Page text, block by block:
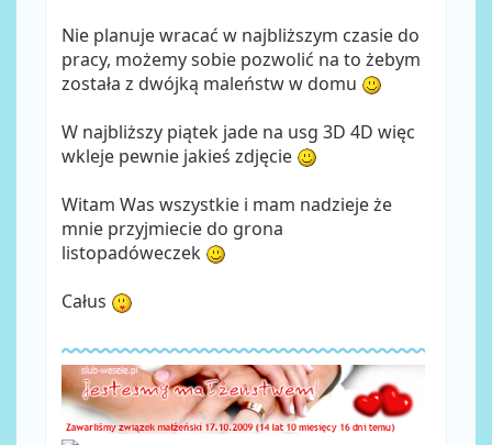
Nie planuje wracać w najbliższym czasie do
pracy, możemy sobie pozwolić na to żebym
została z dwójką maleństw w domu
W najbliższy piątek jade na usg 3D 4D więc
wkleje pewnie jakieś zdjęcie
Witam Was wszystkie i mam nadzieje że
mnie przyjmiecie do grona
listopadóweczek
Całus